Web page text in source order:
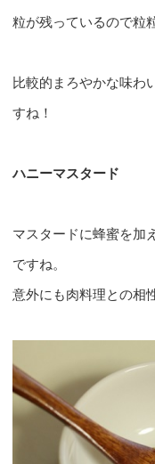
粒が残っているので粒
比較的まろやかな味わ
すね！
ハニーマスタード
マスタードに蜂蜜を加
ですね。
意外にも肉料理との相